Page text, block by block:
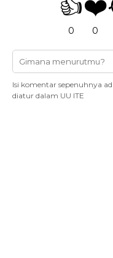
0 0
Isi komentar sepenuhnya
diatur dalam UU ITE